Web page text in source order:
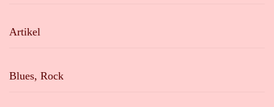
Artikel
Blues, Rock